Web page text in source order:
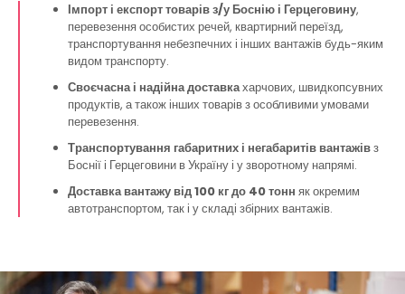
Імпорт і експорт товарів з/у Боснію і Герцеговину,
перевезення особистих речей, квартирний переїзд,
транспортування небезпечних і інших вантажів будь-яким
видом транспорту.
Своєчасна і надійна доставкахарчових, швидкопсувних
продуктів, а також інших товарів з особливими умовами
перевезення.
Транспортування габаритних і негабаритів вантажівз
Боснії і Герцеговини в Україну і у зворотному напрямі.
Доставка вантажу від 100 кг до 40 тонн як окремим
автотранспортом, так і у складі збірних вантажів.